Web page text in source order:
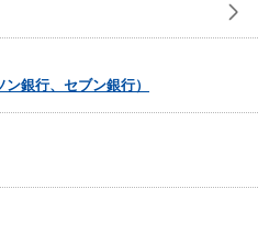
銀行、セブン銀行）